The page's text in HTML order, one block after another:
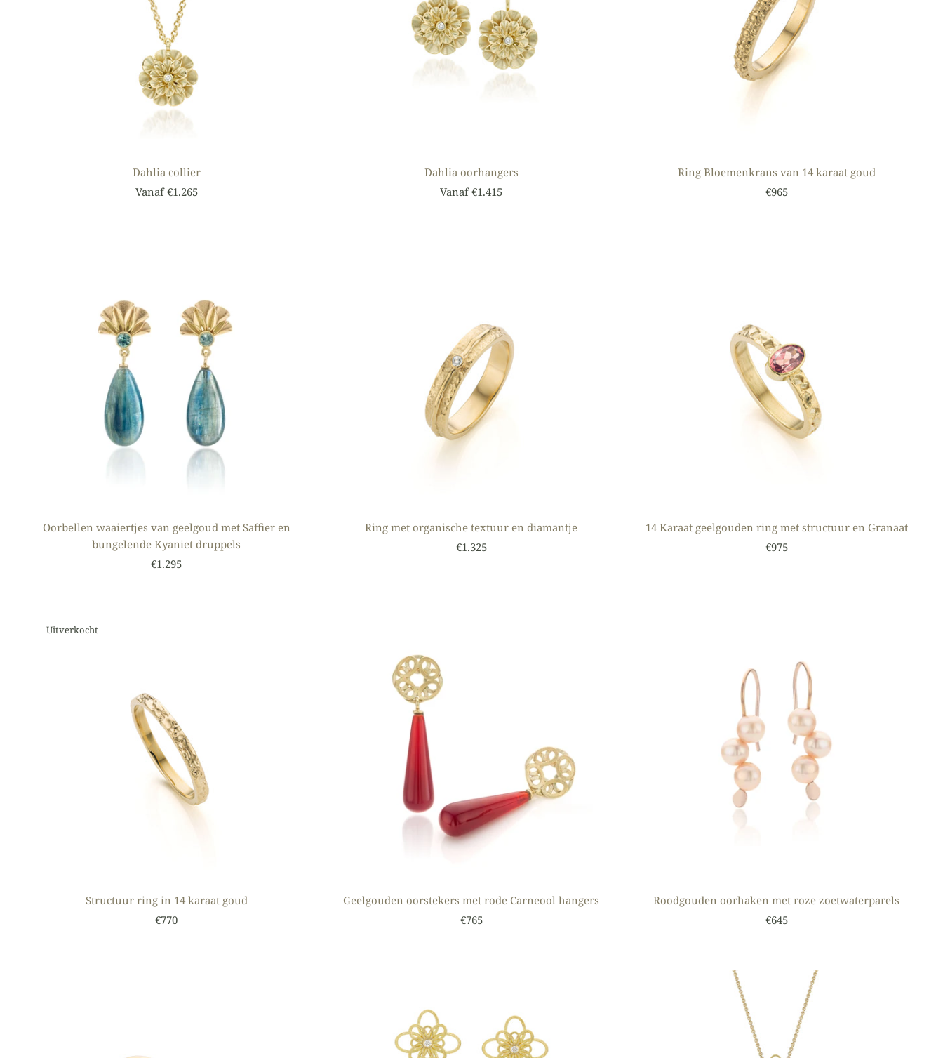
Dahlia collier
Vanaf €1.265
Dahlia oorhangers
Vanaf €1.415
Ring Bloemenkrans van 14 karaat goud
€965
Oorbellen waaiertjes van geelgoud met Saffier en
bungelende Kyaniet druppels
€1.295
Ring met organische textuur en diamantje
€1.325
14 Karaat geelgouden ring met structuur en Granaat
€975
Uitverkocht
Structuur ring in 14 karaat goud
€770
Geelgouden oorstekers met rode Carneool hangers
€765
Roodgouden oorhaken met roze zoetwaterparels
€645